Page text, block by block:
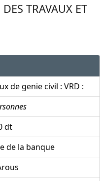
TRAVAUX ET
de genie civil : VRD :
dt
de la banque